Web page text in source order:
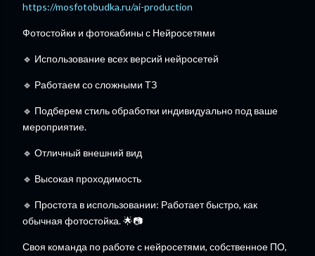
https://mosfotobudka.ru/ai-production
Фотостойки и фотокабины с Нейросетями
🔹 Использование всех версий нейросетей
🔹 Работаем со сложными ТЗ
🔹 Подберем стиль обработки индивидуально под ваше
мероприятие.
🔹 Отличный внешний вид
🔹 Высокая проходимость
🔹 Простота в использовании: Работает быстро, как
обычная фотостойка. 🌟📷
Своя команда по работе с нейросетями, собственное ПО,